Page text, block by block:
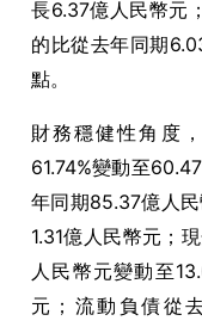
長6.37億人民幣元
的比從去年同期
點。
財務穩健性角度
61.74%變動至
年同期85.37億人
1.31億人民幣元；
人民幣元變動至
元；流動負債從